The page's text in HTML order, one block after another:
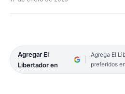
Agregar El
Libertador en
Agrega El
preferidos